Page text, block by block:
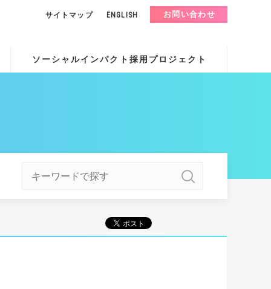
ソーシャルインパクト採用プロジェクト
サイトマップ ENGLISH お問い合わせ